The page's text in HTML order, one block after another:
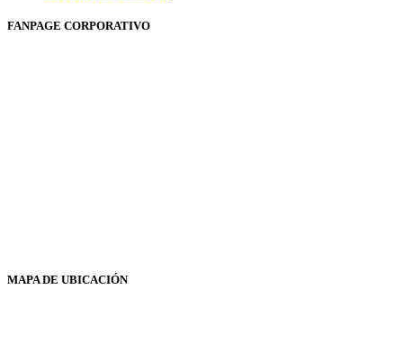
FANPAGE CORPORATIVO
MAPA DE UBICACIÓN